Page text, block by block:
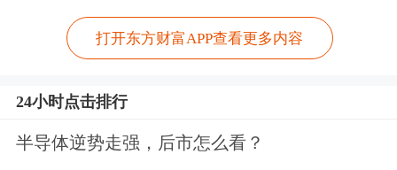
600566
济川药业 1.74
6.62
600066 宇通客车
000915 华特达因 2.00
打开东方财富APP查看更多内容
24小时点击排行
半导体逆势走强，后市怎么看？